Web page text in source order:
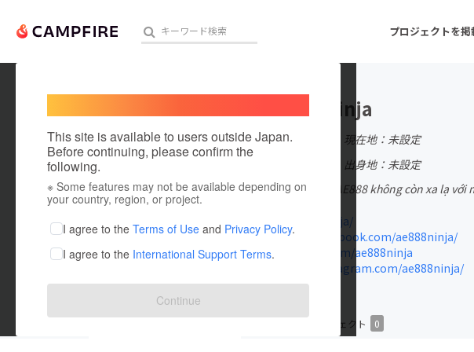
プロジェクトを
人気のプロジェクト 注目のリターン 注目の新
アート・写真 音楽
テクノロジー・ガジェット
映像・映画
書籍・雑誌出版
ビジネス・起業
まちづくり・地域活性化
This site is available to users outside Japan.
Before continuing, please confirm the
following.
※ Some features may not be available depending on
your country, region, or project.
I agree to the Terms of Use and Privacy Policy.
I agree to the International Support Terms.
Continue
ae888ninja
在住国：日本
現在地：未設定
出身地：未設定
Thương hiệu AE888 không còn xa lạ
ae888.ninja/
www.facebook.com/ae888ninja/
twitter.com/ae888ninja
www.instagram.com/ae888ninja/
プロジェクト 0